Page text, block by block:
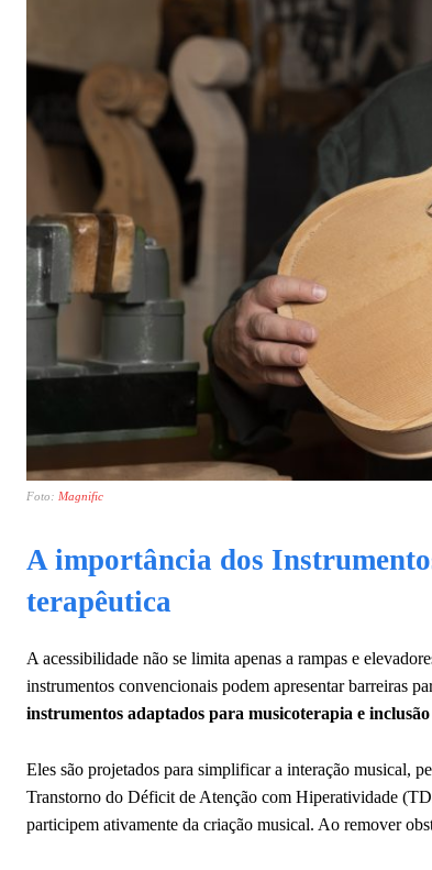
Foto: Magnific
A importância dos
terapêutica
A acessibilidade não se limita apenas a rampas e
instrumentos convencionais podem apresentar barreiras
instrumentos adaptados para musicoterapia e inclusão
Eles são projetados para simplificar a interação musical,
Transtorno do Déficit de Atenção com Hiperatividade
participem ativamente da criação musical. Ao remover